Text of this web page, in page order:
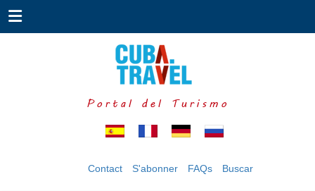
Portal del Turismo
Contact S'abonner FAQs Buscar